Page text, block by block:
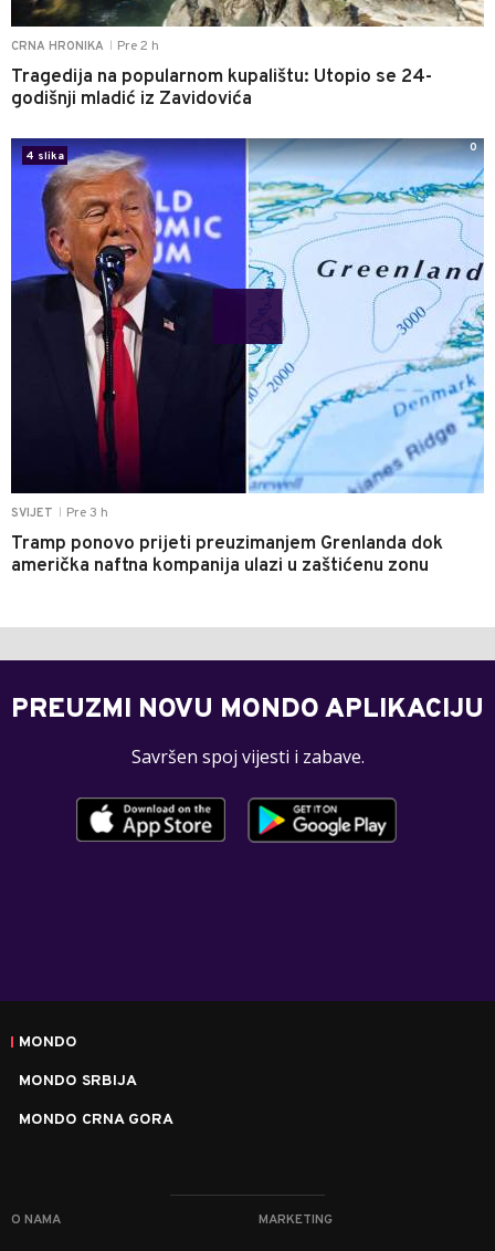
CRNA HRONIKA Pre 2 h
Tragedija na popularnom kupalištu: Utopio se 24-
godišnji mladić iz Zavidovića
SVIJET Pre 3 h
Tramp ponovo prijeti preuzimanjem Grenlanda dok
američka naftna kompanija ulazi u zaštićenu zonu
4 slika
0
PREUZMI NOVU MONDO APLIKACIJU
Savršen spoj vijesti i zabave.
MONDO
MONDO SRBIJA
MONDO CRNA GORA
O NAMA MARKETING